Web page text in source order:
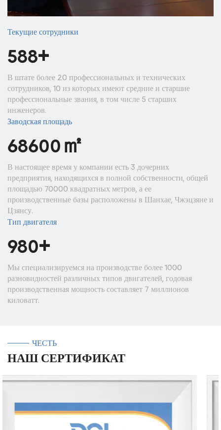
Текущие сотрудники
600+
В штате более 20 профессиональных и технических
сотрудников, 10 из которых имеют средние и старшие
профессиональные звания, в том числе 5 старших
инженеров.
Заводская площадь
70000 ㎡
В настоящее время у компании есть 3 дочерних
предприятия, находящихся в полной собственности, общей
площадью 70000 квадратных метров, а ее
производственные базы расположены в Шанхае, Чжэцзяне и
Цзянсу.
Тип двигателя
1000+
Мы специализируемся на производстве более 1000
разновидностей различных типов двигателей, годовая
производственная мощность составляет 7 миллионов
киловатт.
ЧЕСТЬ
НАШ СЕРТИФИКАТ